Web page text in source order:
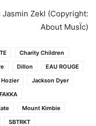
Zekl (Copyright:
About MusÏc)
Charity Children
Dillon
EAU ROUGE
Hozier
Jackson Dyer
Mount Kimbie
SBTRKT